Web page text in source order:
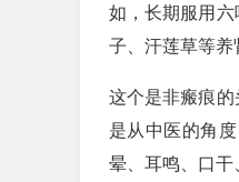
如，长期服用
子、汗莲草等养
这个是非瘢痕
是从中医的角
晕、耳鸣、口干